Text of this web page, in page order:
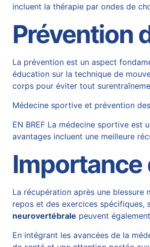
incluent la thérapie par ondes de
Prévention
La prévention est un aspect
éducation sur la technique de
corps pour éviter tout
Médecine sportive et prévention
EN BREF La médecine sportive est
avantages incluent une meilleure
Importance
La récupération après une
repos et des exercices
neurovertébrale peuvent
En intégrant les avancées de la